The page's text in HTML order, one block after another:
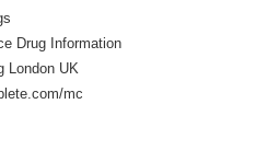
Drug Information
London UK
mc